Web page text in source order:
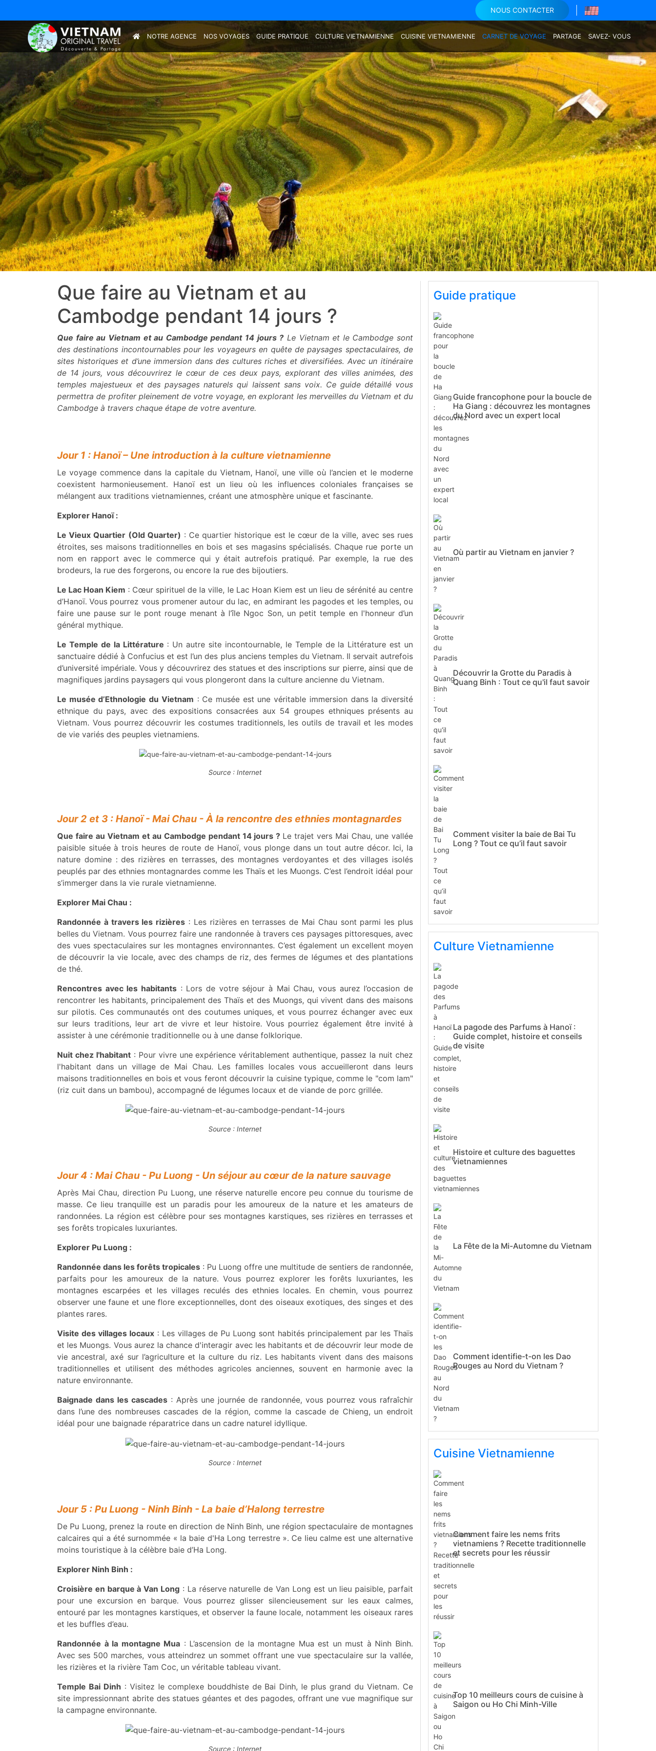
NOUS CONTACTER
NOTRE AGENCE NOS VOYAGES GUIDE PRATIQUE CULTURE VIETNAMIENNE CUISINE VIETNAMIENNE CARNET DE VOYAGE PARTAGE SAVEZ- VOUS
Que faire au Vietnam et au
Cambodge pendant 14 jours ?
Que faire au Vietnam et au Cambodge pendant 14 jours ? Le Vietnam et le Cambodge sont
des destinations incontournables pour les voyageurs en quête de paysages spectaculaires, de
sites historiques et d’une immersion dans des cultures riches et diversifiées. Avec un itinéraire
de 14 jours, vous découvrirez le cœur de ces deux pays, explorant des villes animées, des
temples majestueux et des paysages naturels qui laissent sans voix. Ce guide détaillé vous
permettra de profiter pleinement de votre voyage, en explorant les merveilles du Vietnam et du
Cambodge à travers chaque étape de votre aventure.
Jour 1 : Hanoï – Une introduction à la culture vietnamienne
Le voyage commence dans la capitale du Vietnam, Hanoï, une ville où l’ancien et le moderne
coexistent harmonieusement. Hanoï est un lieu où les influences coloniales françaises se
mélangent aux traditions vietnamiennes, créant une atmosphère unique et fascinante.
Explorer Hanoï :
Le Vieux Quartier (Old Quarter) : Ce quartier historique est le cœur de la ville, avec ses rues
étroites, ses maisons traditionnelles en bois et ses magasins spécialisés. Chaque rue porte un
nom en rapport avec le commerce qui y était autrefois pratiqué. Par exemple, la rue des
brodeurs, la rue des forgerons, ou encore la rue des bijoutiers.
Le Lac Hoan Kiem : Cœur spirituel de la ville, le Lac Hoan Kiem est un lieu de sérénité au centre
d’Hanoï. Vous pourrez vous promener autour du lac, en admirant les pagodes et les temples, ou
faire une pause sur le pont rouge menant à l’île Ngoc Son, un petit temple en l'honneur d’un
général mythique.
Le Temple de la Littérature : Un autre site incontournable, le Temple de la Littérature est un
sanctuaire dédié à Confucius et est l’un des plus anciens temples du Vietnam. Il servait autrefois
d’université impériale. Vous y découvrirez des statues et des inscriptions sur pierre, ainsi que de
magnifiques jardins paysagers qui vous plongeront dans la culture ancienne du Vietnam.
Le musée d’Ethnologie du Vietnam : Ce musée est une véritable immersion dans la diversité
ethnique du pays, avec des expositions consacrées aux 54 groupes ethniques présents au
Vietnam. Vous pourrez découvrir les costumes traditionnels, les outils de travail et les modes
de vie variés des peuples vietnamiens.
Source : Internet
Jour 2 et 3 : Hanoï - Mai Chau - À la rencontre des ethnies montagnardes
Que faire au Vietnam et au Cambodge pendant 14 jours ? Le trajet vers Mai Chau, une vallée
paisible située à trois heures de route de Hanoï, vous plonge dans un tout autre décor. Ici, la
nature domine : des rizières en terrasses, des montagnes verdoyantes et des villages isolés
peuplés par des ethnies montagnardes comme les Thaïs et les Muongs. C’est l’endroit idéal pour
s’immerger dans la vie rurale vietnamienne.
Explorer Mai Chau :
Randonnée à travers les rizières : Les rizières en terrasses de Mai Chau sont parmi les plus
belles du Vietnam. Vous pourrez faire une randonnée à travers ces paysages pittoresques, avec
des vues spectaculaires sur les montagnes environnantes. C’est également un excellent moyen
de découvrir la vie locale, avec des champs de riz, des fermes de légumes et des plantations
de thé.
Rencontres avec les habitants : Lors de votre séjour à Mai Chau, vous aurez l’occasion de
rencontrer les habitants, principalement des Thaïs et des Muongs, qui vivent dans des maisons
sur pilotis. Ces communautés ont des coutumes uniques, et vous pourrez échanger avec eux
sur leurs traditions, leur art de vivre et leur histoire. Vous pourriez également être invité à
assister à une cérémonie traditionnelle ou à une danse folklorique.
Nuit chez l'habitant: Pour vivre une expérience véritablement authentique, passez la nuit chez
l'habitant dans un village de Mai Chau. Les familles locales vous accueilleront dans leurs
maisons traditionnelles en bois et vous feront découvrir la cuisine typique, comme le "com lam"
(riz cuit dans un bambou), accompagné de légumes locaux et de viande de porc grillée.
Source : Internet
Jour 4 : Mai Chau - Pu Luong - Un séjour au cœur de la nature sauvage
Après Mai Chau, direction Pu Luong, une réserve naturelle encore peu connue du tourisme de
masse. Ce lieu tranquille est un paradis pour les amoureux de la nature et les amateurs de
randonnées. La région est célèbre pour ses montagnes karstiques, ses rizières en terrasses et
ses forêts tropicales luxuriantes.
Explorer Pu Luong :
Randonnée dans les forêts tropicales : Pu Luong offre une multitude de sentiers de randonnée,
parfaits pour les amoureux de la nature. Vous pourrez explorer les forêts luxuriantes, les
montagnes escarpées et les villages reculés des ethnies locales. En chemin, vous pourrez
observer une faune et une flore exceptionnelles, dont des oiseaux exotiques, des singes et des
plantes rares.
Visite des villages locaux : Les villages de Pu Luong sont habités principalement par les Thaïs
et les Muongs. Vous aurez la chance d'interagir avec les habitants et de découvrir leur mode de
vie ancestral, axé sur l’agriculture et la culture du riz. Les habitants vivent dans des maisons
traditionnelles et utilisent des méthodes agricoles anciennes, souvent en harmonie avec la
nature environnante.
Baignade dans les cascades : Après une journée de randonnée, vous pourrez vous rafraîchir
dans l’une des nombreuses cascades de la région, comme la cascade de Chieng, un endroit
idéal pour une baignade réparatrice dans un cadre naturel idyllique.
Source : Internet
Jour 5 : Pu Luong - Ninh Binh - La baie d’Halong terrestre
De Pu Luong, prenez la route en direction de Ninh Binh, une région spectaculaire de montagnes
calcaires qui a été surnommée « la baie d'Ha Long terrestre ». Ce lieu calme est une alternative
moins touristique à la célèbre baie d’Ha Long.
Explorer Ninh Binh :
Croisière en barque à Van Long : La réserve naturelle de Van Long est un lieu paisible, parfait
pour une excursion en barque. Vous pourrez glisser silencieusement sur les eaux calmes,
entouré par les montagnes karstiques, et observer la faune locale, notamment les oiseaux rares
et les buffles d’eau.
Randonnée à la montagne Mua : L’ascension de la montagne Mua est un must à Ninh Binh.
Avec ses 500 marches, vous atteindrez un sommet offrant une vue spectaculaire sur la vallée,
les rizières et la rivière Tam Coc, un véritable tableau vivant.
Temple Bai Dinh : Visitez le complexe bouddhiste de Bai Dinh, le plus grand du Vietnam. Ce
site impressionnant abrite des statues géantes et des pagodes, offrant une vue magnifique sur
la campagne environnante.
Source : Internet
Guide pratique
Guide francophone pour la boucle de
Ha Giang : découvrez les montagnes
du Nord avec un expert local
Où partir au Vietnam en janvier ?
Découvrir la Grotte du Paradis à
Quang Binh : Tout ce qu'il faut savoir
Comment visiter la baie de Bai Tu
Long ? Tout ce qu’il faut savoir
Culture Vietnamienne
La pagode des Parfums à Hanoï :
Guide complet, histoire et conseils
de visite
Histoire et culture des baguettes
vietnamiennes
La Fête de la Mi-Automne du Vietnam
Comment identifie-t-on les Dao
Rouges au Nord du Vietnam ?
Cuisine Vietnamienne
Comment faire les nems frits
vietnamiens ? Recette traditionnelle
et secrets pour les réussir
Top 10 meilleurs cours de cuisine à
Saigon ou Ho Chi Minh-Ville